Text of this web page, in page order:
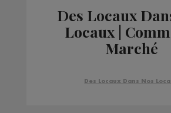
Des Locaux
Locaux |
Marché
Des Locaux Dans Nos